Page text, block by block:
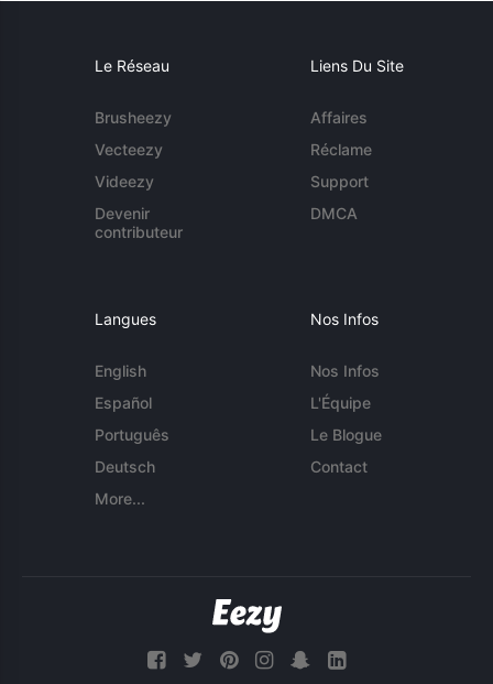
Le Réseau
Brusheezy
Vecteezy
Videezy
Devenir
contributeur
Liens Du Site
Affaires
Réclame
Support
DMCA
Langues
English
Español
Português
Deutsch
More...
Nos Infos
Nos Infos
L'Équipe
Le Blogue
Contact